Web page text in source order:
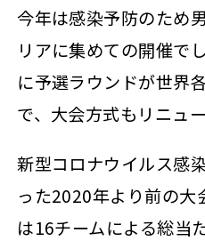
今年は感染予防のため
リアに集めての開催で
に予選ラウンドが世界
で、大会方式もリニュ
新型コロナウイルス感
った2020年より前の大
は16チームによる総当